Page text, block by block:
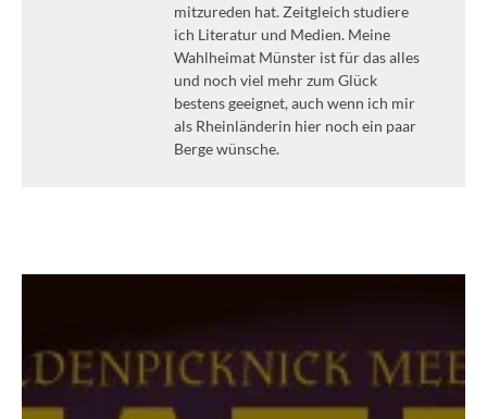
mitzureden hat. Zeitgleich studiere
ich Literatur und Medien. Meine
Wahlheimat Münster ist für das alles
und noch viel mehr zum Glück
bestens geeignet, auch wenn ich mir
als Rheinländerin hier noch ein paar
Berge wünsche.